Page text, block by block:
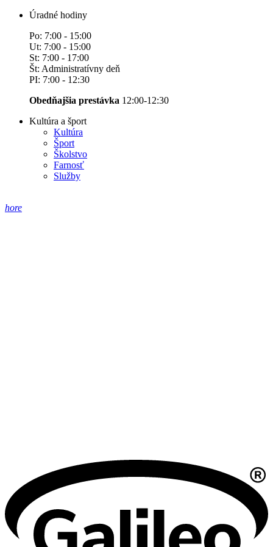
Úradné hodiny
Po: 7:00 - 15:00
Ut: 7:00 - 15:00
St: 7:00 - 17:00
Št: Administratívny deň
PI: 7:00 - 12:30
Obedňajšia prestávka 12:00-12:30
Kultúra a šport
Kultúra
Šport
Školstvo
Farnosť
Služby
hore